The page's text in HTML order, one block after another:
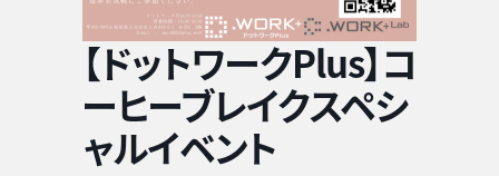
【ドットワークPlus】コ
ーヒーブレイクスペシ
ャルイベント